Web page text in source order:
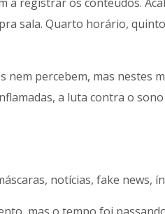
sala. Quarto horário,
nem percebem, mas nestes
a luta contra o
notícias, fake news,